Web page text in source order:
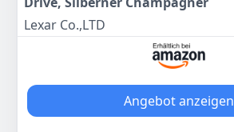
‎Lexar Co.,LTD
Angebot anzeigen